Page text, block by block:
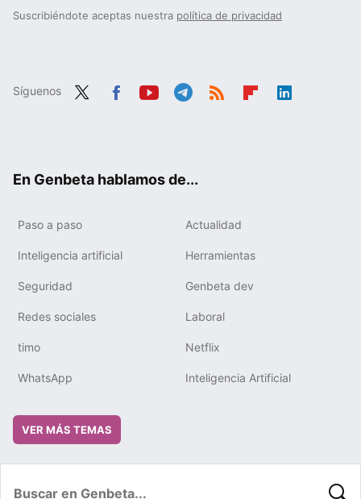
Suscribiéndote aceptas nuestra política de privacidad
Síguenos
En Genbeta hablamos de...
Paso a paso Actualidad
Inteligencia artificial Herramientas
Seguridad Genbeta dev
Redes sociales Laboral
timo Netflix
WhatsApp Inteligencia Artificial
VER MÁS TEMAS